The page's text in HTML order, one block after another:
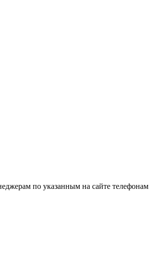
по указанным на сайте телефонам